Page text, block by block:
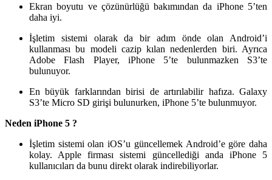
Ekran boyutu ve çözünürlüğü bakımından da iPhone 5’ten
daha iyi.
İşletim sistemi olarak da bir adım önde olan Android’i
kullanması bu modeli cazip kılan nedenlerden biri. Ayrıca
Adobe Flash Player, iPhone 5’te bulunmazken S3’te
bulunuyor.
En büyük farklarından birisi de artırılabilir hafıza. Galaxy
S3’te Micro SD girişi bulunurken, iPhone 5’te bulunmuyor.
Neden iPhone 5 ?
İşletim sistemi olan iOS’u güncellemek Android’e göre daha
kolay. Apple firması sistemi güncellediği anda iPhone 5
kullanıcıları da bunu direkt olarak indirebiliyorlar.